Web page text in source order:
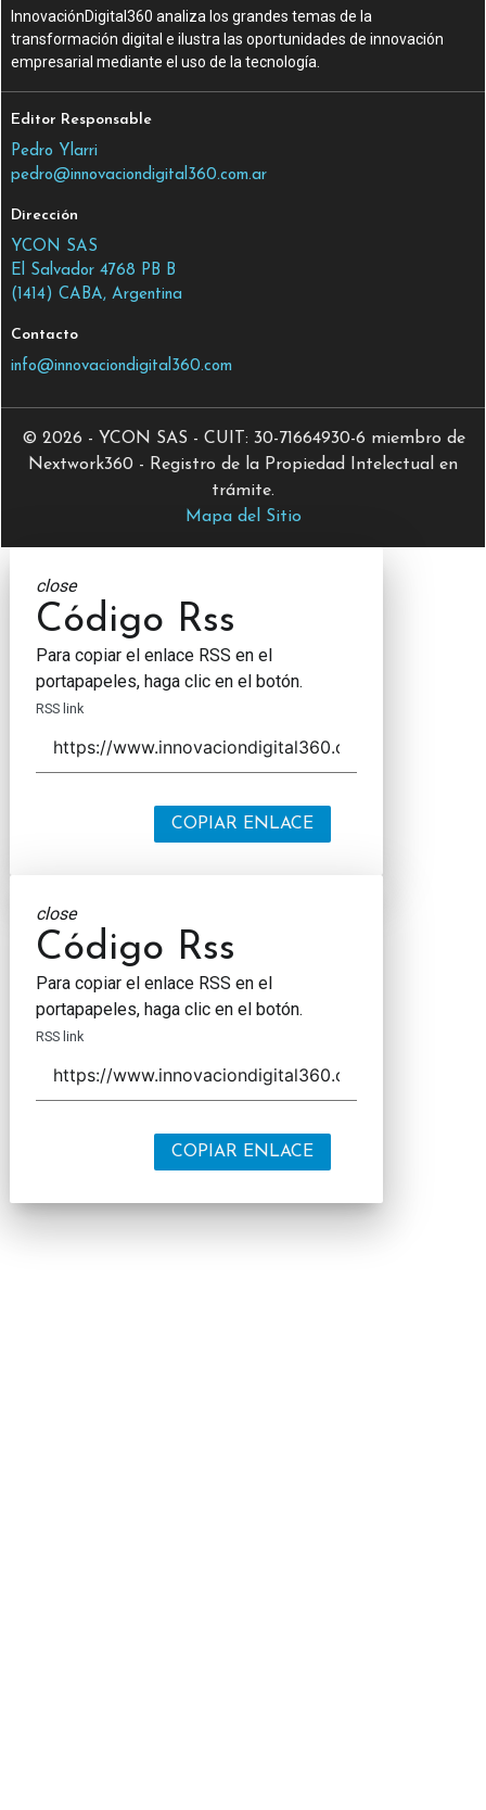
InnovaciónDigital360 analiza los grandes temas de la
transformación digital e ilustra las oportunidades de innovación
empresarial mediante el uso de la tecnología.
Editor Responsable
Pedro Ylarri
pedro@innovaciondigital360.com.ar
Dirección
YCON SAS
El Salvador 4768 PB B
(1414) CABA, Argentina
Contacto
info@innovaciondigital360.com
© 2026 - YCON SAS - CUIT: 30-71664930-6 miembro de
Nextwork360 - Registro de la Propiedad Intelectual en
trámite.
Mapa del Sitio
close
Código Rss
Para copiar el enlace RSS en el
portapapeles, haga clic en el botón.
RSS link
COPIAR ENLACE
close
Código Rss
Para copiar el enlace RSS en el
portapapeles, haga clic en el botón.
RSS link
COPIAR ENLACE